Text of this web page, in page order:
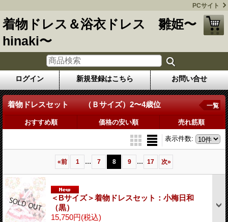
PCサイト
着物ドレス＆浴衣ドレス 雛姫〜
hinaki〜
ログイン 新規登録はこちら お問い合せ
着物ドレスセット （Ｂサイズ）2〜4歳位 一覧
おすすめ順 価格の安い順 売れ筋順
表示件数:
«前 1 ... 7 8 9 ... 17 次»
＜Bサイズ＞着物ドレスセット：小梅日和
（黒）
15,750円(税込)